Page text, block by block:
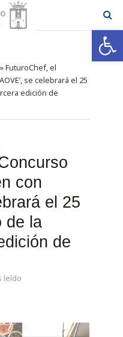
»FuturoChef, el
se celebrará el 25
edición de
con
el 25
de la
de
leído
Abrir barra de herramientas